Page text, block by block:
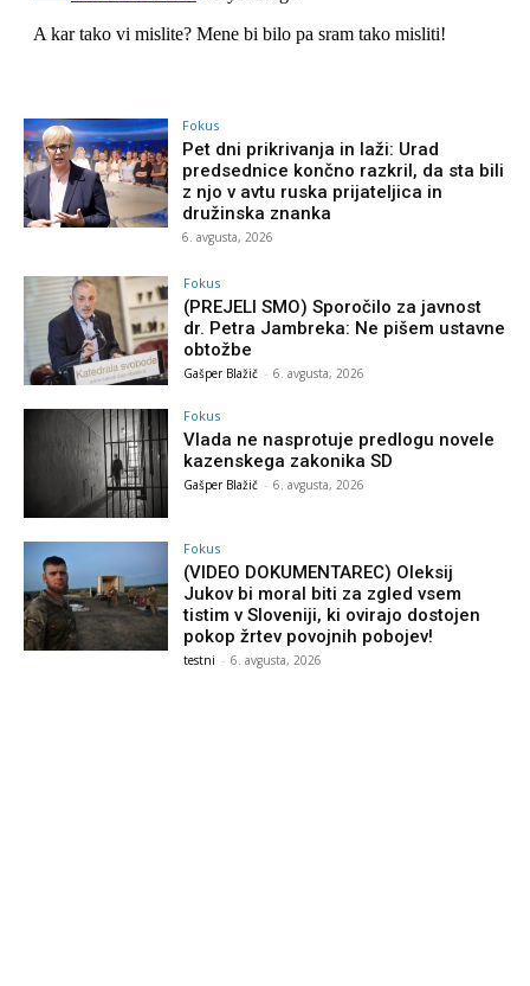
Fokus
Pet dni prikrivanja in laži: Urad
predsednice končno razkril, da sta bili
z njo v avtu ruska prijateljica in
družinska znanka
6. avgusta, 2026
Fokus
(PREJELI SMO) Sporočilo za javnost
dr. Petra Jambreka: Ne pišem ustavne
obtožbe
Gašper Blažič - 6. avgusta, 2026
Fokus
Vlada ne nasprotuje predlogu novele
kazenskega zakonika SD
Gašper Blažič - 6. avgusta, 2026
Fokus
(VIDEO DOKUMENTAREC) Oleksij
Jukov bi moral biti za zgled vsem
tistim v Sloveniji, ki ovirajo dostojen
pokop žrtev povojnih pobojev!
testni - 6. avgusta, 2026